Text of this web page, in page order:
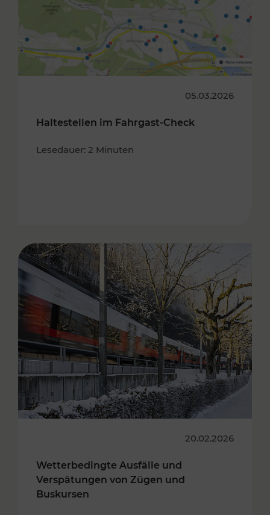
05.03.2026
Haltestellen im Fahrgast-Check
Lesedauer: 2 Minuten
20.02.2026
Wetterbedingte Ausfälle und
Verspätungen von Zügen und
Buskursen